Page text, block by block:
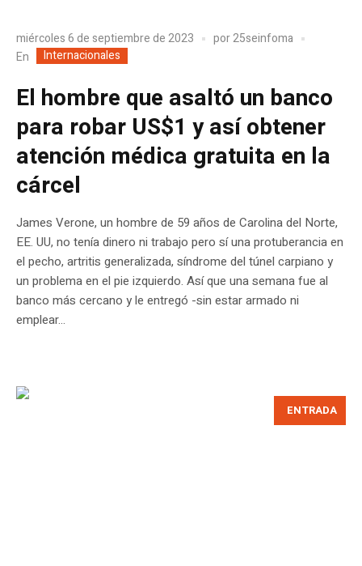
miércoles 6 de septiembre de 2023 por25seinfoma
En
Internacionales
El hombre que asaltó un banco
para robar US$1 y así obtener
atención médica gratuita en la
cárcel
James Verone, un hombre de 59 años de Carolina del Norte,
EE. UU, no tenía dinero ni trabajo pero sí una protuberancia en
el pecho, artritis generalizada, síndrome del túnel carpiano y
un problema en el pie izquierdo. Así que una semana fue al
banco más cercano y le entregó -sin estar armado ni
emplear...
ENTRADA